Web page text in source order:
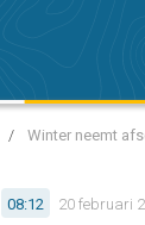
/ Winter neemt
08:12 20 februari